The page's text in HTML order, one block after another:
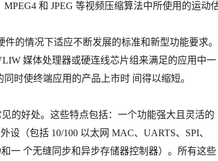
和 JPEG 等视频压缩算法中所使用的运动
的情况下适应不断发展的标准和新型功能要求。
媒体处理器或硬连线芯片组来满足的应用中一
时使终端应用的产品上市时 间得以缩短。
的好处。这些特点包括：一个功能强大且灵活的
（包括 10/100 以太网 MAC、UARTS、SPI、
一 个无缝同步和异步存储器控制器）。所有这些